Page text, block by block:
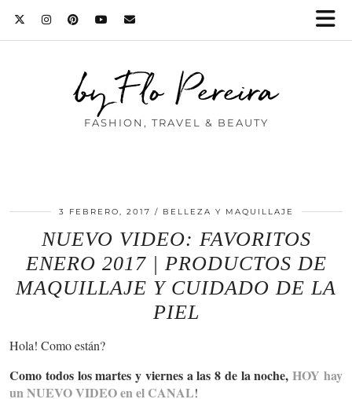
by Flo Pereira
FASHION, TRAVEL & BEAUTY
3 FEBRERO, 2017 BELLEZA Y MAQUILLAJE
NUEVO VIDEO: FAVORITOS
ENERO 2017 | PRODUCTOS DE
MAQUILLAJE Y CUIDADO DE LA
PIEL
Hola! Como están?
Como todos los martes y viernes a las 8 de la noche,HOY hay
un NUEVO VIDEO en el CANAL!